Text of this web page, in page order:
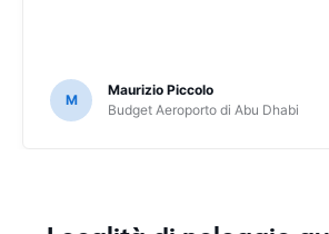
M
Maurizio Piccolo
Budget Aeroporto di Abu Dhabi